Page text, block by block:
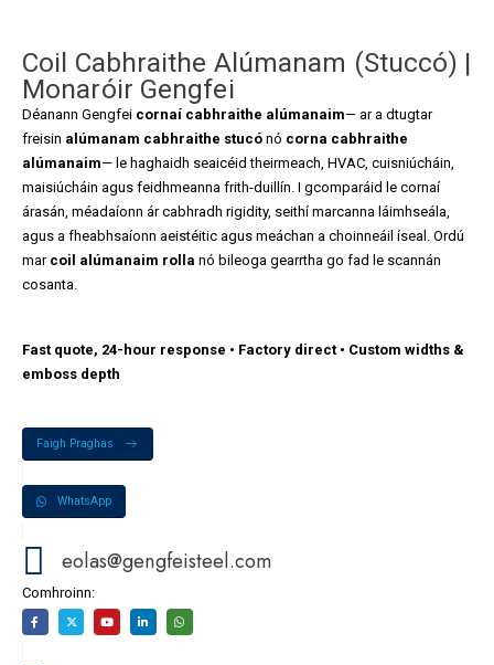
Coil Cabhraithe Alúmanam (Stuccó) |
Monaróir Gengfei
Déanann Gengfei cornaí cabhraithe alúmanaim— ar a dtugtar
freisin alúmanam cabhraithe stucó nó corna cabhraithe
alúmanaim— le haghaidh seaicéid theirmeach, HVAC, cuisniúcháin,
maisiúcháin agus feidhmeanna frith-duillín. I gcomparáid le cornaí
árasán, méadaíonn ár cabhradh rigidity, seithí marcanna láimhseála,
agus a fheabhsaíonn aeistéitic agus meáchan a choinneáil íseal. Ordú
mar coil alúmanaim rolla nó bileoga gearrtha go fad le scannán
cosanta.
Fast quote, 24-hour response • Factory direct • Custom widths &
emboss depth
Faigh Praghas
WhatsApp
eolas@gengfeisteel.com
Comhroinn: